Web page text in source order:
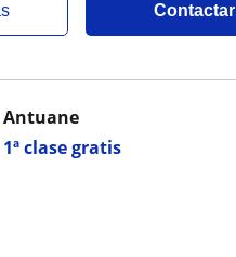
Contactar
1ª clase gratis
Antuane